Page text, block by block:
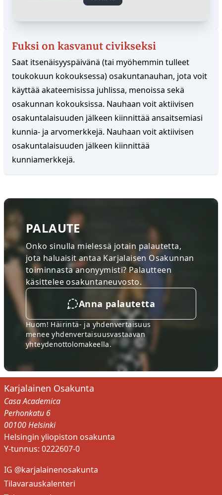
FUKSIMAJURI
TAPAHTUMATOIMIKUNTA
KESÄLAHTISEURAN PUHEENJOHTAJA
VUOSIJUHLAMESTARI
haverinen.aada04@gmail.com
Aleksanteri Perkkiö
APUISÄNTÄ FUKSIMAJURI
aleksanteri.perkkio@karjalainenosakunta.fi
+358442351151
Fuksi on kasvanut civikseksi
Saat itsenäisyyspäivänä (tai myöhemmin tulleet
toukokuun kokouksessa) osakuntanauhan, jota voit
käyttää akateemisissa juhlissa, menoissa sekä
osakunnan kokouksissa. Nauhaan voit aktiivisen
osakuntalaisuuden jälkeen kiinnittää ansaitsemiasi
kunnia- ja arvomerkkejä. Nauhaan voit aktiivisen
osakuntalaisuuden jälkeen kiinnittää
kunniamerkkejä.
PALAUTE
Onko sinulla mielessä jotain palautetta,
jota haluaisit antaa Karjalaisen Osakunnan
toiminnasta anonyymisti? Palautteen
käsittelee osakuntaneuvosto.
Anna palautetta
Huom! Häirintä- ja yhdenvertaisuus
meneeyhdenvertaisuusvastaavan
yhteydenottolomakeella.
Karjalainen Osakunta
Casa Academica
Perhonkatu 6
00100 Helsinki
Helsingin yliopiston osakunta
Y-tunnus: 0222607-0
IG @karjalainenosakunta
Tilavarauskalenteri